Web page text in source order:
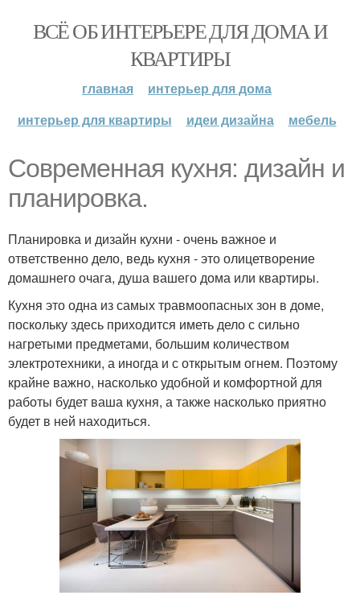
ВСЁ ОБ ИНТЕРЬЕРЕ ДЛЯ ДОМА И
КВАРТИРЫ
главная
интерьер для дома
интерьер для квартиры
идеи дизайна мебель
Современная кухня: дизайн и
планировка.
Планировка и дизайн кухни - очень важное и
ответственно дело, ведь кухня - это олицетворение
домашнего очага, душа вашего дома или квартиры.
Кухня это одна из самых травмоопасных зон в доме,
поскольку здесь приходится иметь дело с сильно
нагретыми предметами, большим количеством
электротехники, а иногда и с открытым огнем. Поэтому
крайне важно, насколько удобной и комфортной для
работы будет ваша кухня, а также насколько приятно
будет в ней находиться.